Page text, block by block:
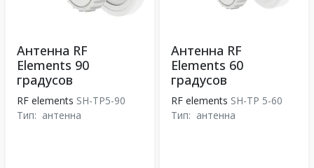
Антенна RF
Elements 90
градусов
RF elements SH-TP5-90
Тип: антенна
Антенна RF
Elements 60
градусов
RF elements SH-TP 5-60
Тип: антенна